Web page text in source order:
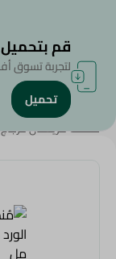
الرئيسية/المنظفات
مُنظّف كريستال للزجاج
قم بتحميل
لتجربة تسوق
تحميل